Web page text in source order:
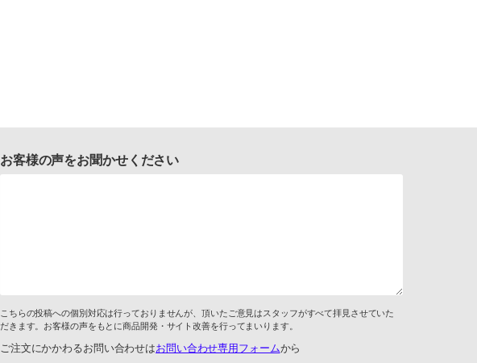
お客様の声をお聞かせください
こちらの投稿への個別対応は行っておりませんが、頂いたご意見はスタッフがすべて拝見させていた
だきます。お客様の声をもとに商品開発・サイト改善を行ってまいります。
ご注文にかかわるお問い合わせはお問い合わせ専用フォームから